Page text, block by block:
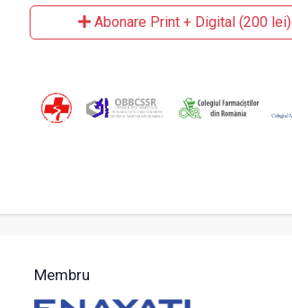
Abonare Print + Digital (200 lei)
Membru